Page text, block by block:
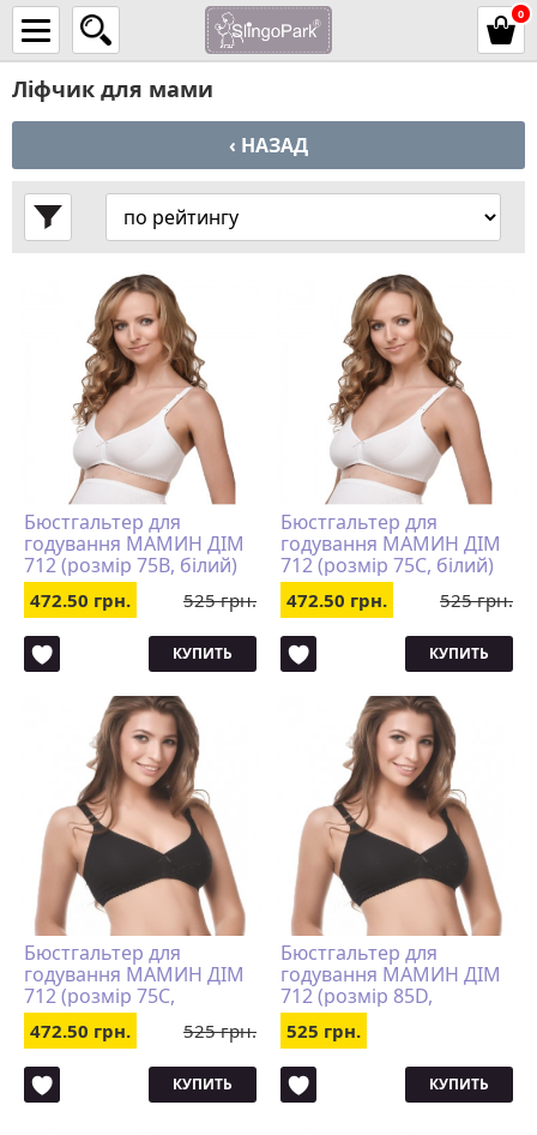
0
Ліфчик для мами
‹ НАЗАД
Бюстгальтер для
годування МАМИН ДІМ
712 (розмір 75B, білий)
472.50 грн. 525 грн.
КУПИТЬ
Бюстгальтер для
годування МАМИН ДІМ
712 (розмір 75C, білий)
472.50 грн. 525 грн.
КУПИТЬ
Бюстгальтер для
годування МАМИН ДІМ
712 (розмір 75C,
чорний)
472.50 грн. 525 грн.
КУПИТЬ
Бюстгальтер для
годування МАМИН ДІМ
712 (розмір 85D,
чорний)
525 грн.
КУПИТЬ